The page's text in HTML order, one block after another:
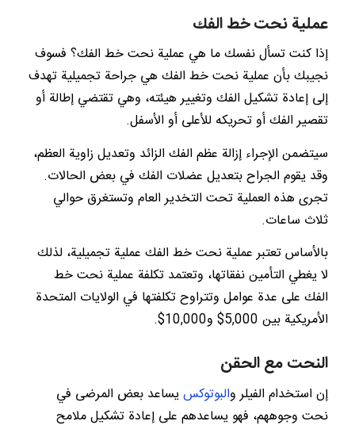
عملية نحت خط الفك
إذا كنت تسأل نفسك ما هي عملية نحت خط الفك؟ فسوف
نجيبك بأن عملية نحت خط الفك هي جراحة تجميلية تهدف
إلى إعادة تشكيل الفك وتغيير هيئته، وهي تقتضي إطالة أو
تقصير الفك أو تحريكه للأعلى أو الأسفل.
سيتضمن الإجراء إزالة عظم الفك الزائد وتعديل زاوية العظم،
وقد يقوم الجراح بتعديل عضلات الفك في بعض الحالات.
تجرى هذه العملية تحت التخدير العام وتستغرق حوالي
ثلاث ساعات.
بالأساس تعتبر عملية نحت خط الفك عملية تجميلية، لذلك
لا يغطي التأمين نفقاتها، وتعتمد تكلفة عملية نحت خط
الفك على عدة عوامل وتتراوح تكلفتها في الولايات المتحدة
الأمريكية بين 5,000$ و10,000$.
النحت مع الحقن
إن استخدام الفيلر والبوتوكسيساعد بعض المرضى في
نحت وجوههم، فهو يساعدهم على إعادة تشكيل ملامح